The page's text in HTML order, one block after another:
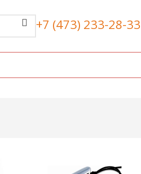
+7 (473) 233-28-33